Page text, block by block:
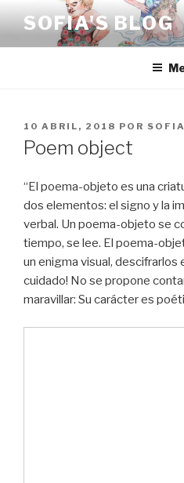
contenido
SOFIA'S BLOG
PUBLICADO
EL
10 ABRIL, 2018 POR
Poem object
“El poema-objeto es una
dos elementos: el signo y la
verbal. Un poema-objeto se
tiempo, se lee. El poema-
un enigma visual,
cuidado! No se propone
maravillar: Su carácter es